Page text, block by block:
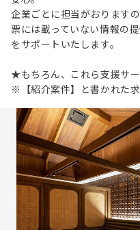
企業ごとに担当がおります
票には載っていない情報の
をサポートいたします。
★もちろん、これら支援サ
※【紹介案件】と書かれた求